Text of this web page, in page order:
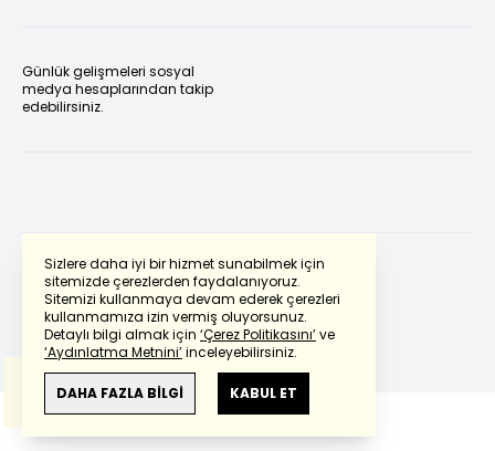
Sizlere daha iyi bir hizmet sunabilmek için
sitemizde çerezlerden faydalanıyoruz.
Sitemizi kullanmaya devam ederek çerezleri
kullanmamıza izin vermiş oluyorsunuz.
Detaylı bilgi almak için ‘Çerez Politikasını’ve
‘Aydınlatma Metnini’inceleyebilirsiniz.
DAHA FAZLA BİLGİ KABUL ET
Günlük gelişmeleri sosyal
medya hesaplarından takip
edebilirsiniz.
Powered by Translate
Bu çevirideGoogle Transletekullanılmıştır.
Anlam ve çeviri hatalarından
haberturk.com
sorumlu değildir.